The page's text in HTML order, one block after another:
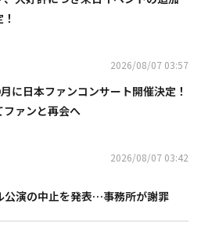
2026/08/07 03:57
に日本ファンコンサート開催決定！
ファンと再会へ
2026/08/07 03:42
公演の中止を発表…事務所が謝罪